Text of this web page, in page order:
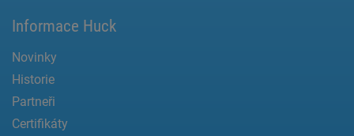
Informace Huck
Novinky
Historie
Partneři
Certifikáty